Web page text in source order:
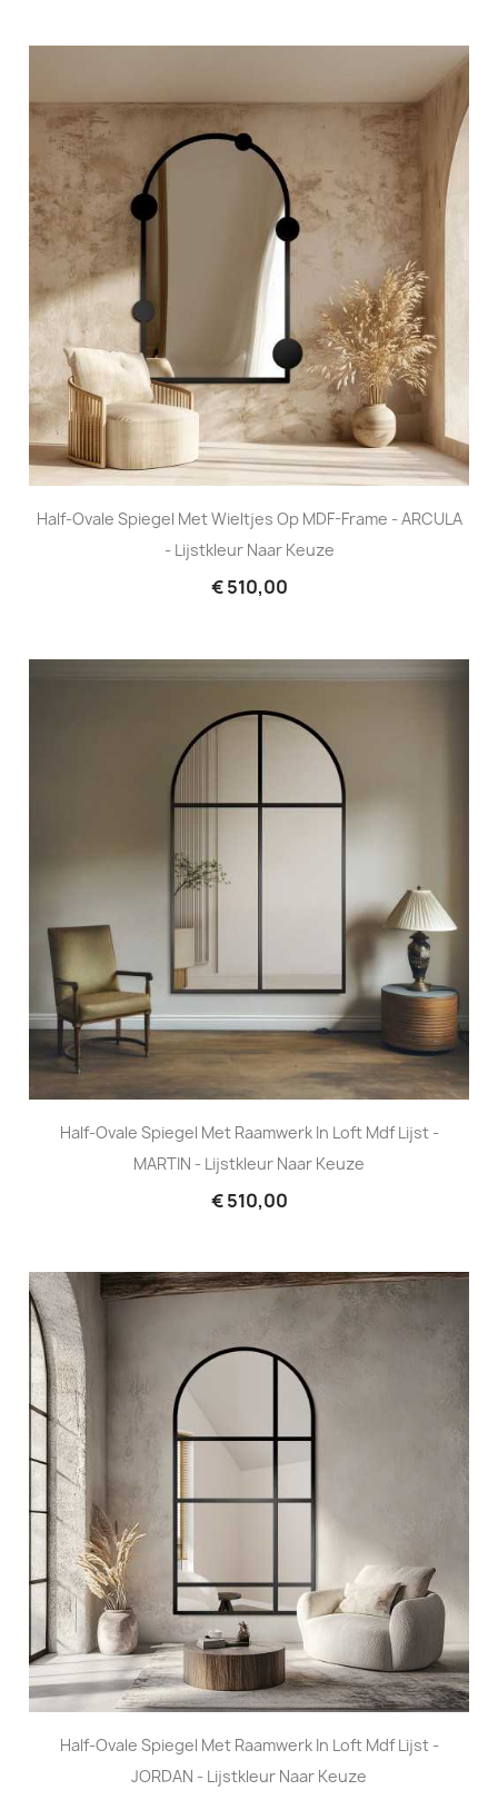
Half-Ovale Spiegel Met Wieltjes Op MDF-Frame - ARCULA
- Lijstkleur Naar Keuze
€ 510,00
Half-Ovale Spiegel Met Raamwerk In Loft Mdf Lijst -
MARTIN - Lijstkleur Naar Keuze
€ 510,00
Half-Ovale Spiegel Met Raamwerk In Loft Mdf Lijst -
JORDAN - Lijstkleur Naar Keuze